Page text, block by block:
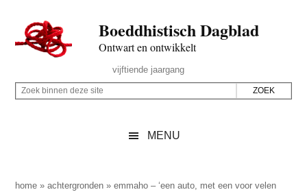
naar
de
inhoud
secondary
naar
de
sidebar
naar
de
Boeddhistisch Dagblad
Ontwart en ontwikkelt
Rechts
vijftiende jaargang
Z
p
Z
i
MENU
home »achtergronden »emmaho – ‘een auto, met een voor velen